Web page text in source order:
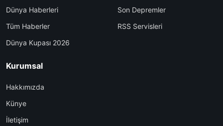
Dünya Haberleri
Tüm Haberler
Dünya Kupası 2026
Son Depremler
RSS Servisleri
Kurumsal
Hakkımızda
Künye
İletişim